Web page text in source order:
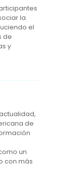
la
el
de
y
de
un
con más